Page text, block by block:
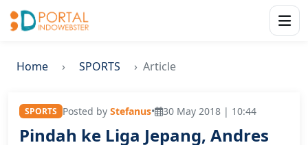
Home SPORTS Article
SPORTS Posted by Stefanus• 30 May 2018 | 10:44
Pindah ke Liga Jepang, Andres